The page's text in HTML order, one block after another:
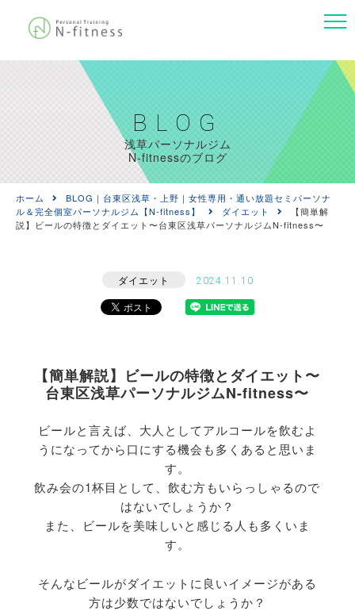
BLOG
浅草パーソナルジム
N-fitnessのブログ
ホーム
BLOG｜台東区浅草・上野｜女性専用・通い放題セミパーソナ
ル＆完全個室パーソナルジム【N-fitness】
ダイエット
【簡単解
説】ビールの特徴とダイエット〜台東区浅草パーソナルジムN-fitness〜
ダイエット 2024.11.10
【簡単解説】ビールの特徴とダイエット〜
台東区浅草パーソナルジムN-fitness〜
ビールと言えば、大人としてアルコールを飲むよ
うになってから口にする機会も多くあると思いま
す。
飲み会の1杯目として、飲む方もいらっしゃるので
はないでしょうか？
また、ビールを美味しいと感じる人も多くいま
す。
そんなビールがダイエットに良いイメージがある
方は少数ではないでしょうか？